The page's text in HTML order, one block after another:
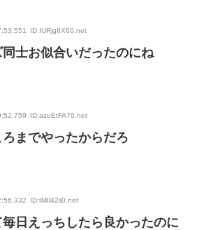
ID:IURjg8X60.net
士お似合いだったのにね
ID:azuEtFA70.net
までやったからだろ
ID:tMIl42il0.net
日えっちしたら良かったのに